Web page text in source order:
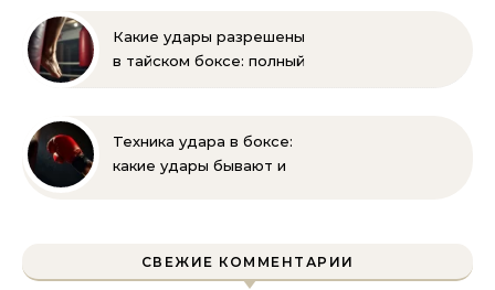
экипировки
Какие удары разрешены
в тайском боксе: полный
Техника удара в боксе:
какие удары бывают и
СВЕЖИЕ КОММЕНТАРИИ